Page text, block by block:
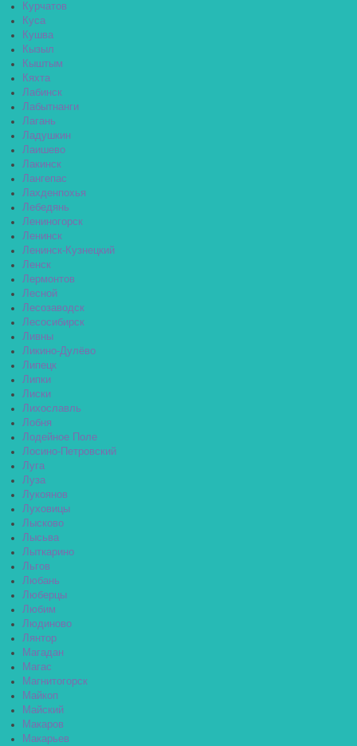
Курчатов
Куса
Кушва
Кызыл
Кыштым
Кяхта
Лабинск
Лабытнанги
Лагань
Ладушкин
Лаишево
Лакинск
Лангепас
Лахденпохья
Лебедянь
Лениногорск
Ленинск
Ленинск-Кузнецкий
Ленск
Лермонтов
Лесной
Лесозаводск
Лесосибирск
Ливны
Ликино-Дулёво
Липецк
Липки
Лиски
Лихославль
Лобня
Лодейное Поле
Лосино-Петровский
Луга
Луза
Лукоянов
Луховицы
Лысково
Лысьва
Лыткарино
Льгов
Любань
Люберцы
Любим
Людиново
Лянтор
Магадан
Магас
Магнитогорск
Майкоп
Майский
Макаров
Макарьев